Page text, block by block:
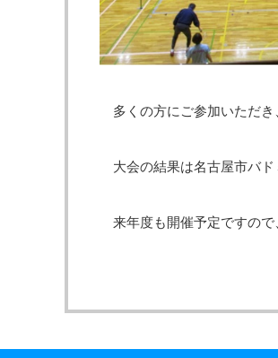
多くの方にご参加いただ
大会の結果は名古屋市バ
来年度も開催予定ですの